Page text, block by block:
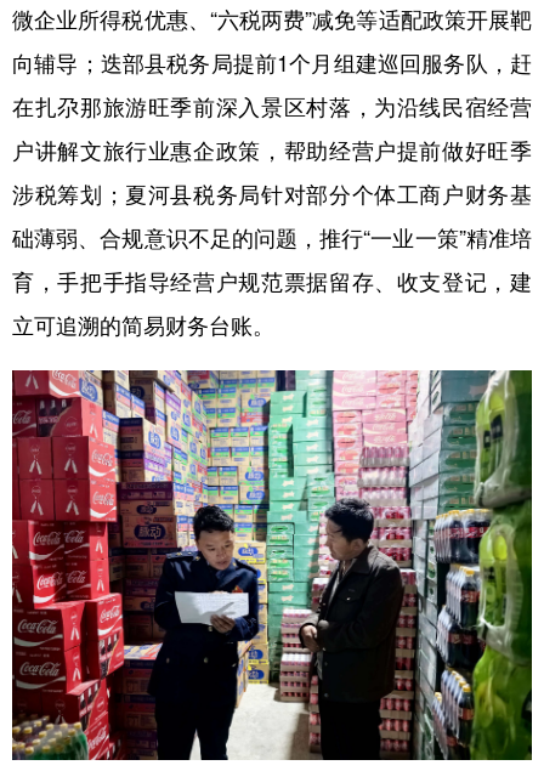
微企业所得税优惠、“六税两费”减免等适配政策开展靶
向辅导；迭部县税务局提前1个月组建巡回服务队，赶
在扎尕那旅游旺季前深入景区村落，为沿线民宿经营
户讲解文旅行业惠企政策，帮助经营户提前做好旺季
涉税筹划；夏河县税务局针对部分个体工商户财务基
础薄弱、合规意识不足的问题，推行“一业一策”精准培
育，手把手指导经营户规范票据留存、收支登记，建
立可追溯的简易财务台账。